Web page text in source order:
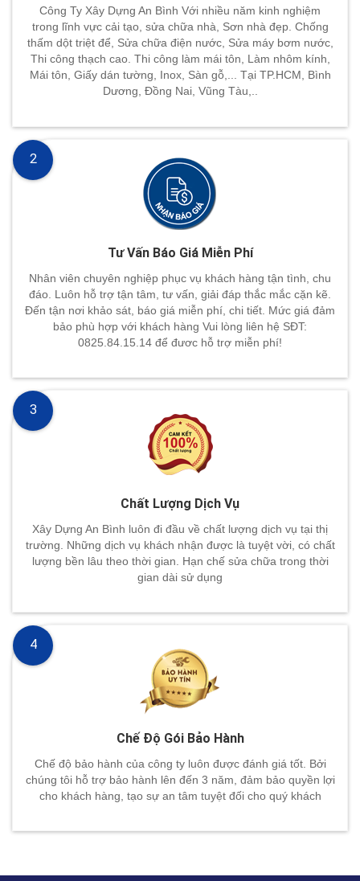
Công Ty Xây Dựng An Bình Với nhiều năm kinh nghiệm
trong lĩnh vực cải tạo, sửa chữa nhà, Sơn nhà đẹp. Chống
thấm dột triệt để, Sửa chữa điện nước, Sửa máy bơm nước,
Thi công thạch cao. Thi công làm mái tôn, Làm nhôm kính,
Mái tôn, Giấy dán tường, Inox, Sàn gỗ,... Tại TP.HCM, Bình
Dương, Đồng Nai, Vũng Tàu,..
Tư Vấn Báo Giá Miễn Phí
Nhân viên chuyên nghiệp phục vụ khách hàng tận tình, chu
đáo. Luôn hỗ trợ tận tâm, tư vấn, giải đáp thắc mắc cặn kẽ.
Đến tận nơi khảo sát, báo giá miễn phí, chi tiết. Mức giá đảm
bảo phù hợp với khách hàng Vui lòng liên hệ SĐT:
0825.84.15.14 để đươc hỗ trợ miễn phí!
2
Chất Lượng Dịch Vụ
Xây Dựng An Bình luôn đi đầu về chất lượng dịch vụ tại thị
trường. Những dịch vụ khách nhận được là tuyệt vời, có chất
lượng bền lâu theo thời gian. Hạn chế sửa chữa trong thời
gian dài sử dụng
3
Chế Độ Gói Bảo Hành
Chế độ bảo hành của công ty luôn được đánh giá tốt. Bởi
chúng tôi hỗ trợ bảo hành lên đến 3 năm, đảm bảo quyền lợi
cho khách hàng, tạo sự an tâm tuyệt đối cho quý khách
4